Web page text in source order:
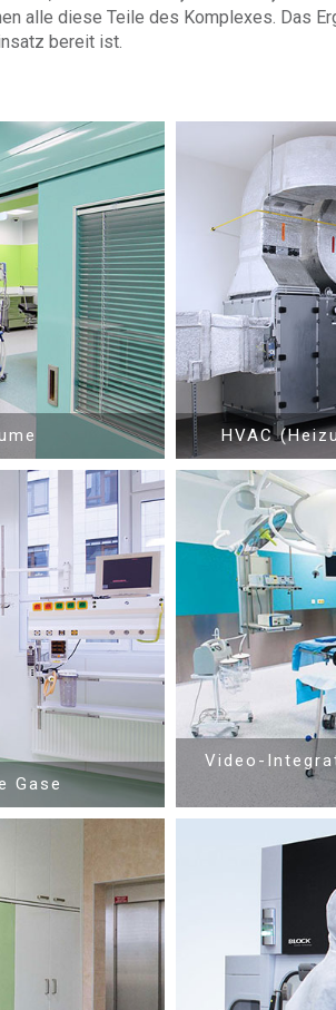
alle diese Teile des Komplexes. Das
bereit ist.
®
HVAC
Gase
Video-
Komplexes